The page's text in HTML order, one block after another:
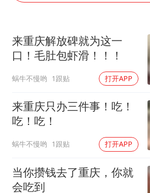
全民健身事业
老挝国会主席
乐享全民健身
来重庆解放碑就为这一
口！毛肚包虾滑！！！
蜗牛不慢哟 1跟贴 打开APP
来重庆只办三件事！吃！
吃！吃！
蜗牛不慢哟 1跟贴 打开APP
当你攒钱去了重庆，你就
会吃到